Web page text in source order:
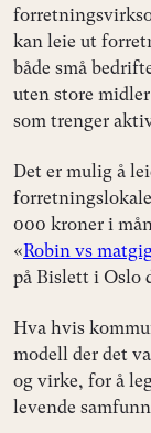
kan leie ut
både små
uten store
som trenger
Det er mulig å
000 kroner i
«Robin vs
på Bislett i Oslo
Hva hvis
modell der det
og virke, for å
levende